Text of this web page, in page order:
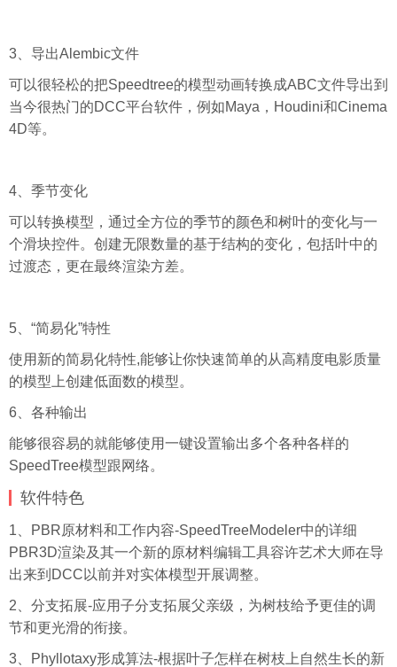
3、导出Alembic文件
可以很轻松的把Speedtree的模型动画转换成ABC文件导出到
当今很热门的DCC平台软件，例如Maya，Houdini和Cinema
4D等。
4、季节变化
可以转换模型，通过全方位的季节的颜色和树叶的变化与一
个滑块控件。创建无限数量的基于结构的变化，包括叶中的
过渡态，更在最终渲染方差。
5、“简易化”特性
使用新的简易化特性,能够让你快速简单的从高精度电影质量
的模型上创建低面数的模型。
6、各种输出
能够很容易的就能够使用一键设置输出多个各种各样的
SpeedTree模型跟网络。
软件特色
1、PBR原材料和工作内容-SpeedTreeModeler中的详细
PBR3D渲染及其一个新的原材料编辑工具容许艺术大师在导
出来到DCC以前并对实体模型开展调整。
2、分支拓展-应用子分支拓展父亲级，为树枝给予更佳的调
节和更光滑的衔接。
3、Phyllotaxy形成算法-根据叶子怎样在树枝上自然生长的新